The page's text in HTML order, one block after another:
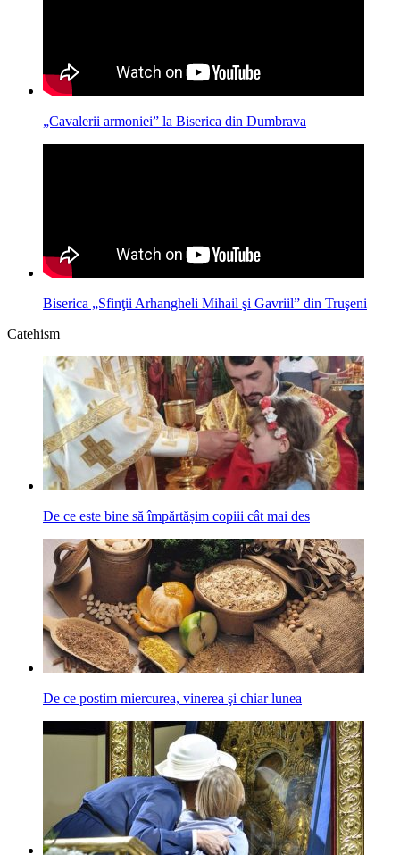
„Cavalerii armoniei” la Biserica din Dumbrava
Biserica „Sfinţii Arhangheli Mihail şi Gavriil” din Truşeni
Catehism
De ce este bine să împărtășim copiii cât mai des
De ce postim miercurea, vinerea şi chiar lunea